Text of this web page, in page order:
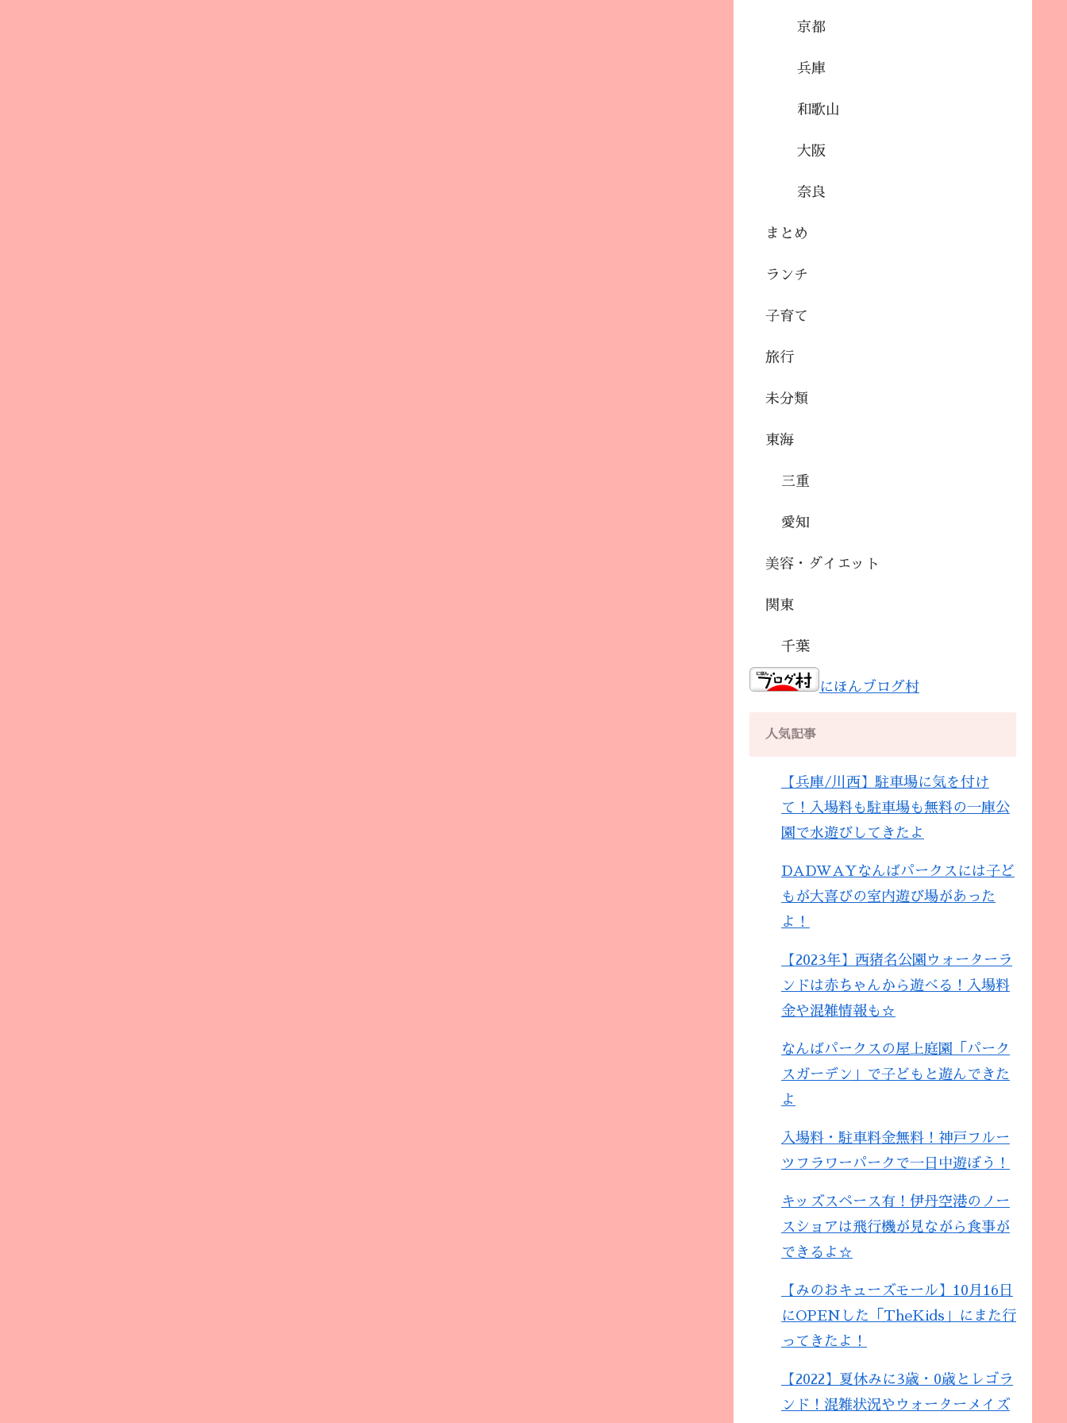
京都
兵庫
和歌山
大阪
奈良
まとめ
ランチ
子育て
旅行
未分類
東海
三重
愛知
美容・ダイエット
関東
千葉
にほんブログ村
人気記事
【兵庫/川西】駐車場に気を付け
て！入場料も駐車場も無料の一庫公
園で水遊びしてきたよ
DADWAYなんばパークスには子ど
もが大喜びの室内遊び場があった
よ！
【2023年】西猪名公園ウォーターラ
ンドは赤ちゃんから遊べる！入場料
金や混雑情報も☆
なんばパークスの屋上庭園「パーク
スガーデン」で子どもと遊んできた
よ
入場料・駐車料金無料！神戸フルー
ツフラワーパークで一日中遊ぼう！
キッズスペース有！伊丹空港のノー
スショアは飛行機が見ながら食事が
できるよ☆
【みのおキューズモール】10月16日
にOPENした「TheKids」にまた行
ってきたよ！
【2022】夏休みに3歳・0歳とレゴラ
ンド！混雑状況やウォーターメイズ